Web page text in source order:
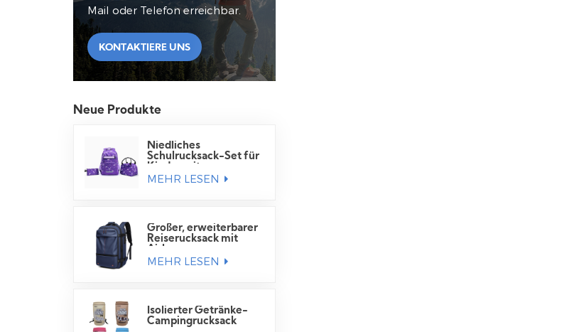
Mail oder Telefon erreichbar.
KONTAKTIERE UNS
Neue Produkte
Niedliches
Schulrucksack-Set für
Lunchtasche
MEHR LESEN
Großer, erweiterbarer
Reiserucksack mit
MEHR LESEN
Isolierter Getränke-
Campingrucksack